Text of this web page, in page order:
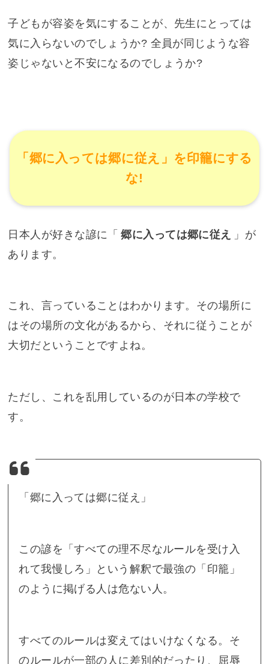
子どもが容姿を気にすることが、先生にとっては
気に入らないのでしょうか? 全員が同じような容
姿じゃないと不安になるのでしょうか?
「郷に入っては郷に従え」を印籠にする
な!
日本人が好きな諺に「 郷に入っては郷に従え
」が
あります。
これ、言っていることはわかります。その場所に
はその場所の文化があるから、それに従うことが
大切だということですよね。
ただし、これを乱用しているのが日本の学校で
す。
「郷に入っては郷に従え」
この諺を「すべての理不尽なルールを受け入
れて我慢しろ」という解釈で最強の「印籠」
のように掲げる人は危ない人。
すべてのルールは変えてはいけなくなる。そ
のルールが一部の人に差別的だったり、屈辱